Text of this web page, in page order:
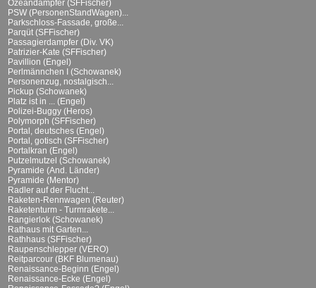
Ozeandampfer (SFFischer)
PSW (PersonenStandWagen)...
Parkschloss-Fassade, große...
Parqüt (SFFischer)
Passagierdampfer (Div. VK)
Patrizier-Kate (SFFischer)
Pavillion (Engel)
Perlmännchen I (Schowanek)
Personenzug, nostalgisch...
Pickup (Schowanek)
Platz ist in ... (Engel)
Polizei-Buggy (Heros)
Polymorph (SFFischer)
Portal, deutsches (Engel)
Portal, gotisch (SFFischer)
Portalkran (Engel)
Putzelmutzel (Schowanek)
Pyramide (And. Länder)
Pyramide (Mentor)
Radler auf der Flucht...
Raketen-Rennwagen (Reuter)
Raketenturm - Turmrakete...
Rangierlok (Schowanek)
Rathaus mit Garten...
Rathhaus (SFFischer)
Raupenschlepper (VERO)
Reitparcour (BKF Blumenau)
Renaissance-Beginn (Engel)
Renaissance-Ecke (Engel)